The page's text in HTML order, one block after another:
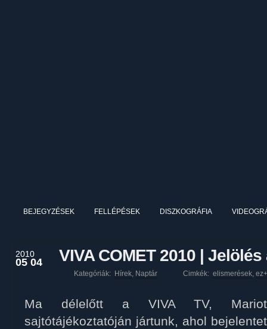
BEJEGYZÉSEK FELLÉPÉSEK DISZKOGRÁFIA
2010
05 04 VIVA COMET 2010 |
Kategóriák: Hírek, Naptár Cimkék: elismerések,
Ma délelőtt a VIVA TV,
sajtótájékoztatóján jártunk, ahol